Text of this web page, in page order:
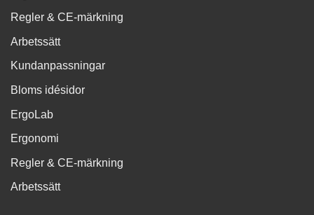
Regler & CE-märkning
Arbetssätt
Kundanpassningar
Bloms idésidor
ErgoLab
Ergonomi
Regler & CE-märkning
Arbetssätt